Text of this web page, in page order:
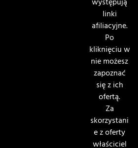
występują
linki
afiliacyjne.
Po
kliknięciu w
nie możesz
zapoznać
się z ich
ofertą.
Za
skorzystani
e z oferty